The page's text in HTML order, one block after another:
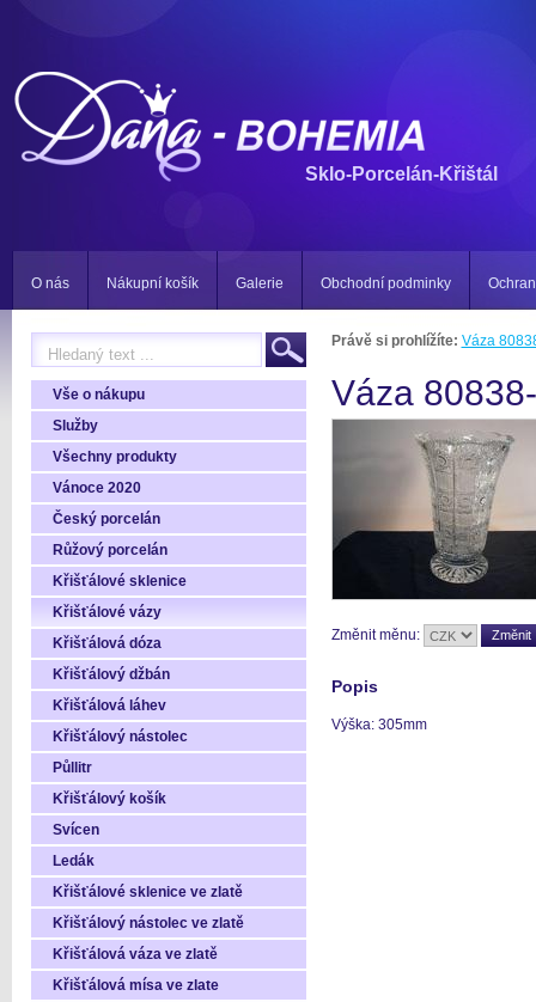
Sklo-Porcelán-Křištál
O nás Nákupní košík Galerie Obchodní podminky
Vše o nákupu
Služby
Všechny produkty
Vánoce 2020
Český porcelán
Růžový porcelán
Křišťálové sklenice
Křišťálové vázy
Křišťálová dóza
Křišťálový džbán
Křišťálová láhev
Křišťálový nástolec
Půllitr
Křišťálový košík
Svícen
Ledák
Křišťálové sklenice ve zlatě
Křišťálový nástolec ve zlatě
Křišťálová váza ve zlatě
Křišťálová mísa ve zlate
Právě si prohlížíte: Váza
Váza
Změnit měnu:
Popis
Výška: 305mm